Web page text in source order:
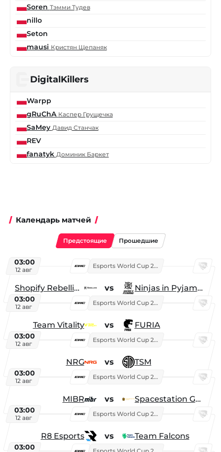
Soren Тэмми Тудев
nillo
Seton
mausi Кристян Щепаняк
DigitalKillers
Warpp
gRuChA Каспер Грущечка
SaMey Давид Станчак
REV
fanatyk Доминик Баркет
Календарь матчей
Предстоящие Прошедшие
03:00
12 авг
Esports World Cup 2026
Shopify Rebellion vs Ninjas in Pyjamas
03:00
12 авг
Esports World Cup 2026
Team Vitality vs FURIA
03:00
12 авг
Esports World Cup 2026
NRG vs TSM
03:00
12 авг
Esports World Cup 2026
MIBR vs Spacestation Gaming
03:00
12 авг
Esports World Cup 2026
R8 Esports vs Team Falcons
03:00